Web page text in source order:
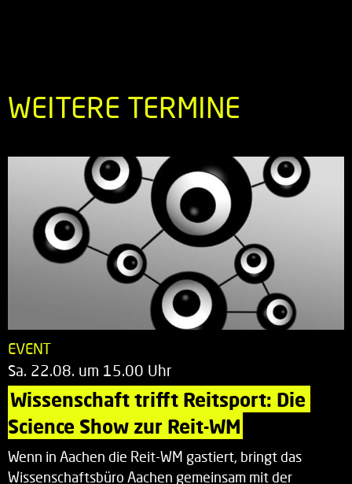
WEITERE TERMINE
EVENT
Sa. 22.08. um 15.00 Uhr
Wissenschaft trifft Reitsport: Die
Science Show zur Reit-WM
Wenn in Aachen die Reit-WM gastiert, bringt das
Wissenschaftsbüro Aachen gemeinsam mit der